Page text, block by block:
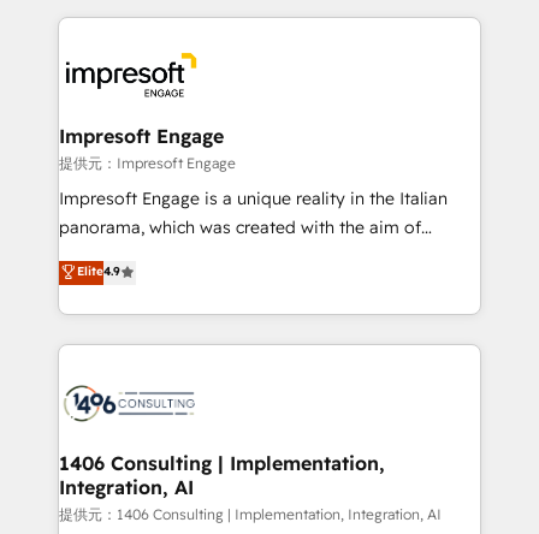
business with HubSpot? Let Cebra’s experts help
you grow faster, smarter, and with impact.
experiences. To us, technology is more than just
and—most importantly—simple. That’s why we lean
into bold ideas and shape them into thoughtful
products and strategies that actually make a
difference.
Impresoft Engage
提供元：Impresoft Engage
Impresoft Engage is a unique reality in the Italian
panorama, which was created with the aim of
putting Customer Experience at the center by
creating digital environments capable of integrating
people, processes and data. We offer the best
digital solutions on the market, ranging from CRM
marketing automation to online and offline sales
allowing companies to optimize processes and meet
the needs of the customer. We are part of Impresoft
Group, a group of specialized and complementary
Elite4.9
1406 Consulting | Implementation,
Integration, AI
提供元：1406 Consulting | Implementation, Integration, AI